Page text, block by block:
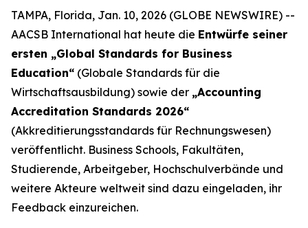
TAMPA, Florida, Jan. 10, 2026 (GLOBE NEWSWIRE) --
AACSB International hat heute die Entwürfe seiner
ersten „Global Standards for Business
Education“ (Globale Standards für die
Wirtschaftsausbildung) sowie der „Accounting
Accreditation Standards 2026“
(Akkreditierungsstandards für Rechnungswesen)
veröffentlicht. Business Schools, Fakultäten,
Studierende, Arbeitgeber, Hochschulverbände und
weitere Akteure weltweit sind dazu eingeladen, ihr
Feedback einzureichen.